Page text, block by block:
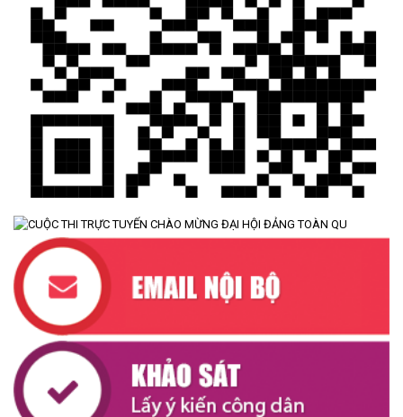
(08/07/2026)
CƯ M’TA CHỦ ĐỘNG PHÒNG, CHỐNG NGẬP ÚNG, BẢO VỆ
CÔNG TRÌNH THỦY LỢI TRONG MÙA MƯA BÃO
(07/07/2026)
ĐẢNG ỦY XÃ CƯ M’TA TỔ CHỨC HỘI NGHỊ BAN CHẤP HÀNH
LẦN THỨ SÁU (MỞ RỘNG)
(07/07/2026)
NÂNG CAO HIỆU QUẢ QUẢN LÝ TÍN DỤNG CHÍNH SÁCH XÃ HỘI
TRÊN ĐỊA BÀN XÃ CƯ M'TA
(07/07/2026)
UBND XÃ CƯ M’TA CÔNG KHAI DANH MỤC THỦ TỤC HÀNH
CHÍNH THỰC HIỆN MỘT PHẦN
(30/07/2026)
CÔNG KHAI DANH MỤC THỦ TỤC HÀNH CHÍNH THỰC HIỆN
TOÀN TRÌNH THUỘC THẨM QUYỀN GIẢI QUYẾT CỦA UBND XÃ